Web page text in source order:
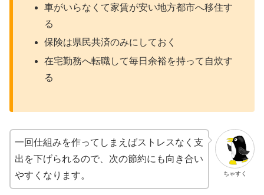
車がいらなくて家賃が安い地方都市へ移住す
る
保険は県民共済のみにしておく
在宅勤務へ転職して毎日余裕を持って自炊す
る
ちゃすく
一回仕組みを作ってしまえばストレスなく支
出を下げられるので、次の節約にも向き合い
やすくなります。